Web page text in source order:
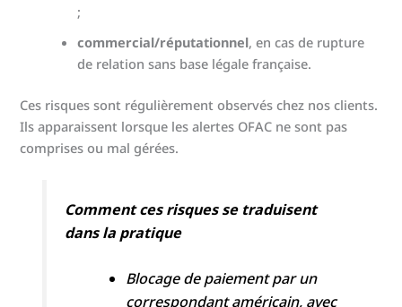
;
commercial/réputationnel, en cas de rupture
de relation sans base légale française.
Ces risques sont régulièrement observés chez nos clients.
Ils apparaissent lorsque les alertes OFAC ne sont pas
comprises ou mal gérées.
Comment ces risques se traduisent
dans la pratique
Blocage de paiement par un
correspondant américain, avec